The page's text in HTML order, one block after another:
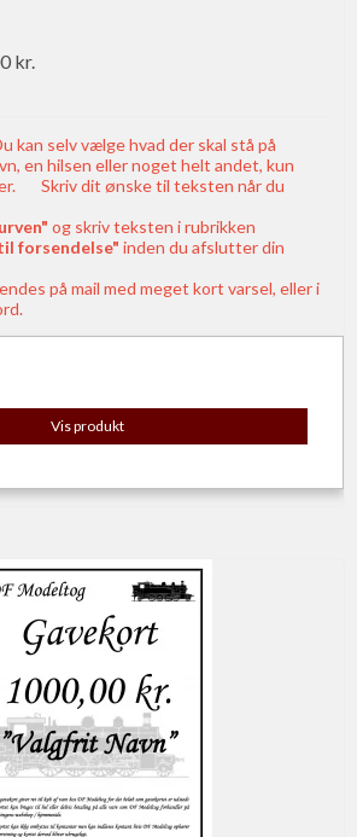
kr.
kan selv vælge hvad der skal stå på
en hilsen eller noget helt andet, kun
Skriv dit ønske til teksten når du
og skriv teksten i rubrikken
forsendelse" inden du afslutter din
på mail med meget kort varsel, eller i
Vis produkt